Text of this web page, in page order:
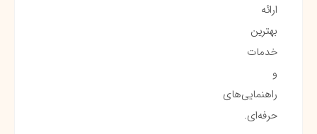
ارائه
بهترین
خدمات
و
راهنمایی‌های
حرفه‌ای.